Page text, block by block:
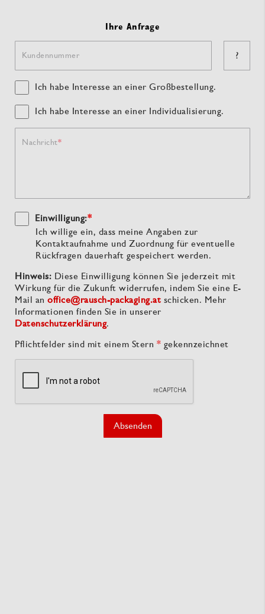
Ihre Anfrage
Kundennummer ?
Ich habe Interesse an einer Großbestellung.
Ich habe Interesse an einer Individualisierung.
Nachricht
Einwilligung:*
Ich willige ein, dass meine Angaben zur
Kontaktaufnahme und Zuordnung für eventuelle
Rückfragen dauerhaft gespeichert werden.
Hinweis: Diese Einwilligung können Sie jederzeit mit
Wirkung für die Zukunft widerrufen, indem Sie eine E-
Mail an office@rausch-packaging.at schicken. Mehr
Informationen finden Sie in unserer
Datenschutzerklärung.
Pflichtfelder sind mit einem Stern * gekennzeichnet
Absenden